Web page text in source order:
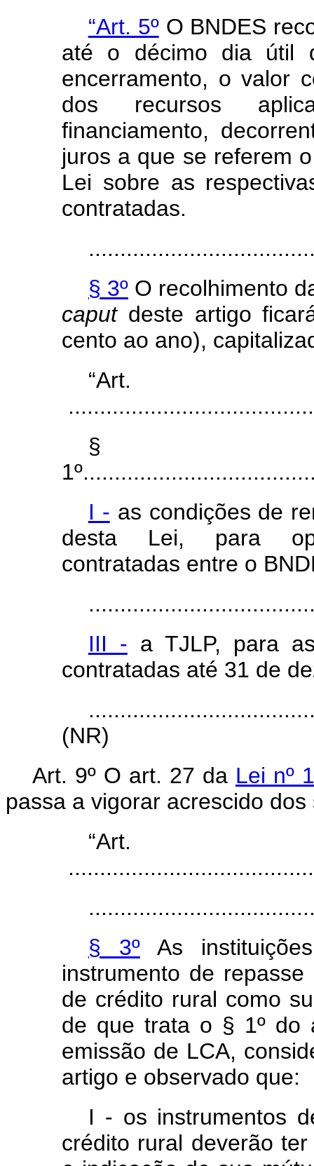
“Art. 5ºO BNDES
até o décimo dia útil
encerramento, o valor
dos recursos
financiamento,
juros a que se referem
Lei sobre as
contratadas.
§ 3ºO recolhimento
caputdeste artigo
cento ao ano),
§
I - as condições de
desta Lei, para
contratadas entre o
III - a TJLP, para
contratadas até 31 de
(NR)
Art. 9º O art. 27 da Lei nº
passa a vigorar acrescido dos
§ 3ºAs
instrumento de
de crédito rural como
de que trata o § 1º do
emissão de LCA,
artigo e observado que:
I - os instrumentos
crédito rural deverão